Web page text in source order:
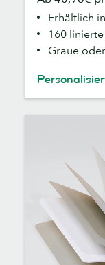
Erhältlich
160
Graue